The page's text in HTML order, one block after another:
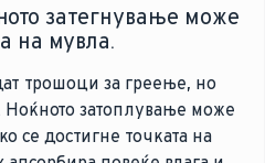
затегнување може
на мувла.
трошоци за греење, но
Ноќното затоплување може
се достигне точката на